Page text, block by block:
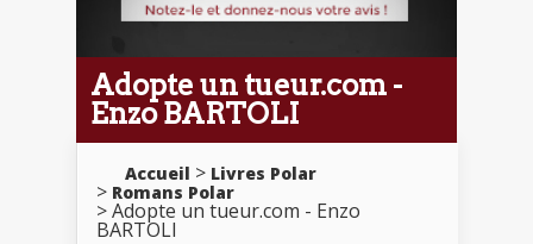
Adopte un tueur.com -
Enzo BARTOLI
Accueil
Livres Polar
Romans Polar
Adopte un tueur.com - Enzo
BARTOLI